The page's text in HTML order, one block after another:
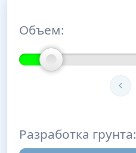
Объем:
Разработка грунта: